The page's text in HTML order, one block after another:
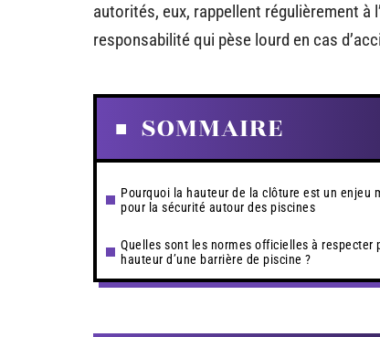
autorités, eux, rappellent régulièrement
responsabilité qui pèse lourd en cas
SOMMAIRE
Pourquoi la hauteur de la clôture est un enjeu
pour la sécurité autour des piscines
Quelles sont les normes officielles à respecter
hauteur d’une barrière de piscine ?